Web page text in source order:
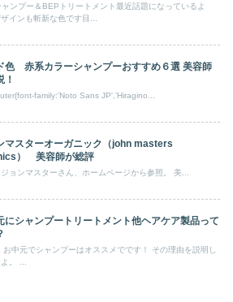
ンプー＆BEPトリートメント最近話題になっているよ
インも斬新な色です目...
色 赤系カラーシャンプーおすすめ６選 美容師
！
family:'Noto Sans JP','Hiragino...
マスターオーガニック（john masters
） 美容師が総評
ョンマスターさん、ホームページから参照。 美...
にシャンプートリートメント他ヘアケア製品って
お中元でシャンプーはオススメでです！ その理由を説明し
。 ...